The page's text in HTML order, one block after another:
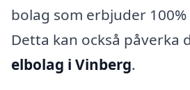
bolag som erbjuder
Detta kan också påverka
elbolag i Vinberg.